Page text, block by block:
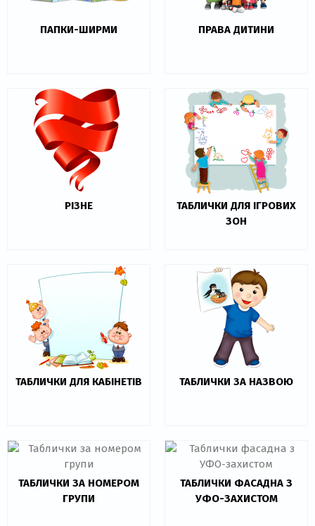
ПАПКИ-ШИРМИ ПРАВА ДИТИНИ
РІЗНЕ
ТАБЛИЧКИ ДЛЯ ІГРОВИХ
ЗОН
ТАБЛИЧКИ ДЛЯ КАБІНЕТІВ ТАБЛИЧКИ ЗА НАЗВОЮ
ТАБЛИЧКИ ЗА НОМЕРОМ
ГРУПИ
ТАБЛИЧКИ ФАСАДНА З
УФО-ЗАХИСТОМ